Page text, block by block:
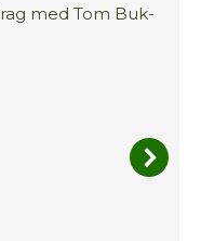
med Tom Buk-